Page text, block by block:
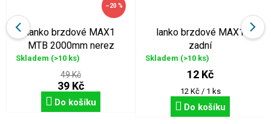
–20 %
lanko brzdové MAX1
MTB 2000mm nerez
Skladem (>10 ks)
49 Kč
39 Kč
Do košíku
lanko brzdové MAX1
zadní
Skladem (>10 ks)
12 Kč
Měrná
cena:
12 Kč / 1 ks
Do košíku